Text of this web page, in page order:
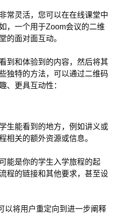
常灵活，您可以在在线课堂中
，一个用于Zoom会议的二维
的面对面互动。
到和体验到的内容，然后将其
独特的方法，可以通过二维码
、更具互动性：
生能看到的地方，例如讲义或
相关的额外资源或信息。
能是你的学生入学旅程的起
程的链接和其他要求，甚至设
以将用户重定向到进一步阐释